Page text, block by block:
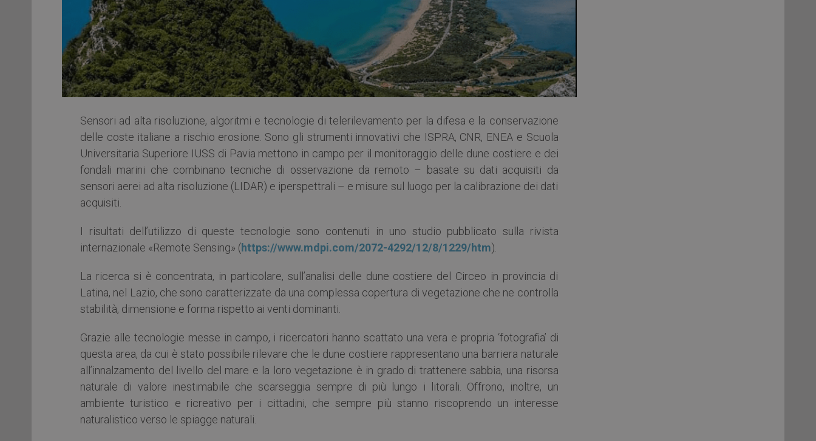
Sensori ad alta risoluzione, algoritmi e tecnologie di telerilevamento per la difesa e la conservazione
delle coste italiane a rischio erosione. Sono gli strumenti innovativi che ISPRA, CNR, ENEA e Scuola
Universitaria Superiore IUSS di Pavia mettono in campo per il monitoraggio delle dune costiere e dei
fondali marini che combinano tecniche di osservazione da remoto – basate su dati acquisiti da
sensori aerei ad alta risoluzione (LIDAR) e iperspettrali – e misure sul luogo per la calibrazione dei dati
acquisiti.
I risultati dell’utilizzo di queste tecnologie sono contenuti in uno studio pubblicato sulla rivista
internazionale «Remote Sensing» (https://www.mdpi.com/2072-4292/12/8/1229/htm).
La ricerca si è concentrata, in particolare, sull’analisi delle dune costiere del Circeo in provincia di
Latina, nel Lazio, che sono caratterizzate da una complessa copertura di vegetazione che ne controlla
stabilità, dimensione e forma rispetto ai venti dominanti.
Grazie alle tecnologie messe in campo, i ricercatori hanno scattato una vera e propria ‘fotografia’ di
questa area, da cui è stato possibile rilevare che le dune costiere rappresentano una barriera naturale
all’innalzamento del livello del mare e la loro vegetazione è in grado di trattenere sabbia, una risorsa
naturale di valore inestimabile che scarseggia sempre di più lungo i litorali. Offrono, inoltre, un
ambiente turistico e ricreativo per i cittadini, che sempre più stanno riscoprendo un interesse
naturalistico verso le spiagge naturali.